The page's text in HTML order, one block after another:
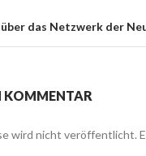
das Netzwerk der
KOMMENTAR
wird nicht veröffentlicht.